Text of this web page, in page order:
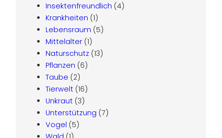
Insektenfreundlich (4)
Krankheiten (1)
Lebensraum (5)
Mittelalter (1)
Naturschutz (13)
Pflanzen (6)
Taube (2)
Tierwelt (16)
Unkraut (3)
Unterstützung (7)
Vogel (5)